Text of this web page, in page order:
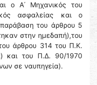
ο Α΄ Μηχανικός του
ασφαλείας και ο
παράβαση του άρθρου 5
στην ημεδαπή),του
άρθρου 314 του Π.Κ.
και του Π.Δ. 90/1970
σε ναυπηγεία).